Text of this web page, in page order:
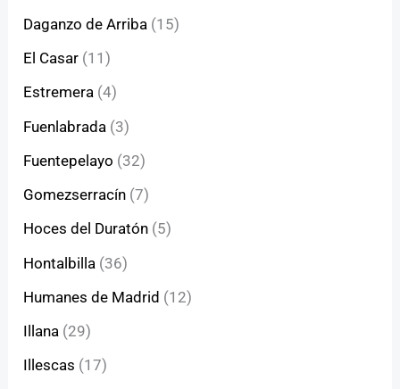
Daganzo de Arriba (15)
El Casar (11)
Estremera (4)
Fuenlabrada (3)
Fuentepelayo (32)
Gomezserracín (7)
Hoces del Duratón (5)
Hontalbilla (36)
Humanes de Madrid (12)
Illana (29)
Illescas (17)